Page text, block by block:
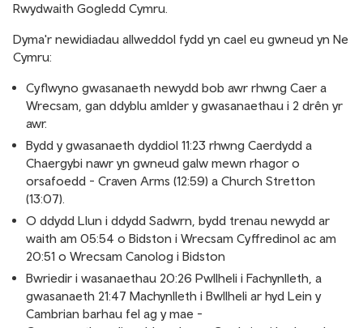
Rwydwaith Gogledd Cymru.
Dyma'r newidiadau allweddol fydd yn cael eu gwneud yn Ne
Cymru:
Cyflwyno gwasanaeth newydd bob awr rhwng Caer a
Wrecsam, gan ddyblu amlder y gwasanaethau i 2 drên yr
awr.
Bydd y gwasanaeth dyddiol 11:23 rhwng Caerdydd a
Chaergybi nawr yn gwneud galw mewn rhagor o
orsafoedd - Craven Arms (12:59) a Church Stretton
(13:07).
O ddydd Llun i ddydd Sadwrn, bydd trenau newydd ar
waith am 05:54 o Bidston i Wrecsam Cyffredinol ac am
20:51 o Wrecsam Canolog i Bidston
Bwriedir i wasanaethau 20:26 Pwllheli i Fachynlleth, a
gwasanaeth 21:47 Machynlleth i Bwllheli ar hyd Lein y
Cambrian barhau fel ag y mae -